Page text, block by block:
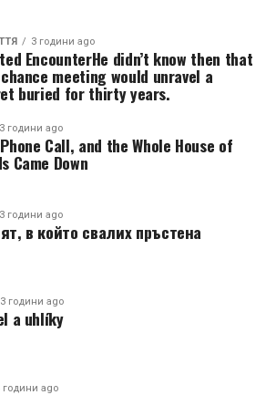
3 години ago
EncounterHe didn’t know then that
meeting would unravel a
buried for thirty years.
3 години ago
Call, and the Whole House of
Came Down
3 години ago
в който свалих пръстена
3 години ago
a uhlíky
години ago